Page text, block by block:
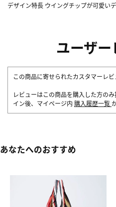
デザイン特長 ウイングチップが可愛い
ユーザ
この商品に寄せられたカスタマーレビ
レビューはこの商品を購入した方の
イン後、マイページ内 購入履歴一覧
あなたへのおすすめ